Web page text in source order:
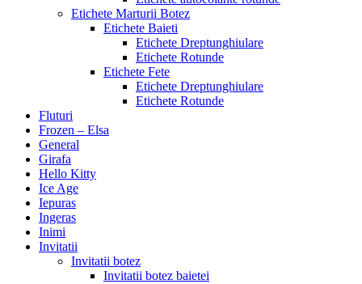
Etichete Marturii Botez
Etichete Baieti
Etichete Dreptunghiulare
Etichete Rotunde
Etichete Fete
Etichete Dreptunghiulare
Etichete Rotunde
Fluturi
Frozen – Elsa
General
Girafa
Hello Kitty
Ice Age
Iepuras
Ingeras
Inimi
Invitatii
Invitatii botez
Invitatii botez baietei